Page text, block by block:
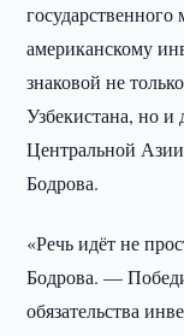
американскому
знаковой не
Узбекистана, но и
Центральной
Бодрова.
«Речь идёт не
Бодрова. —
обязательства